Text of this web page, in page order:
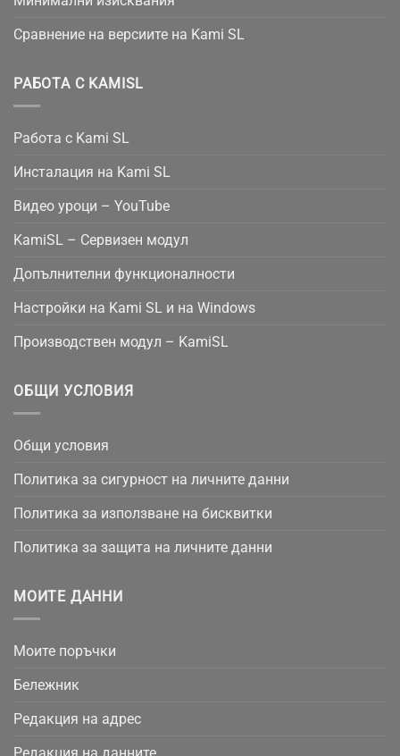
Сравнение на версиите на Kami SL
РАБОТА С KAMISL
Работа с Kami SL
Инсталация на Kami SL
Видео уроци – YouTube
KamiSL – Сервизен модул
Допълнителни функционалности
Настройки на Kami SL и на Windows
Производствен модул – KamiSL
ОБЩИ УСЛОВИЯ
Общи условия
Политика за сигурност на личните данни
Политика за използване на бисквитки
Политика за защита на личните данни
МОИТЕ ДАННИ
Моите поръчки
Бележник
Редакция на адрес